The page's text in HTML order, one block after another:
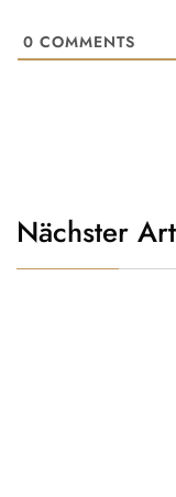
0 COMMENTS
Nächster